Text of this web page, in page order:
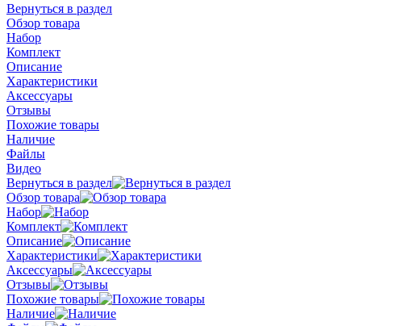
Вернуться в раздел
Обзор товара
Набор
Комплект
Описание
Характеристики
Аксессуары
Отзывы
Похожие товары
Наличие
Файлы
Видео
Вернуться в раздел
Обзор товара
Набор
Комплект
Описание
Характеристики
Аксессуары
Отзывы
Похожие товары
Наличие